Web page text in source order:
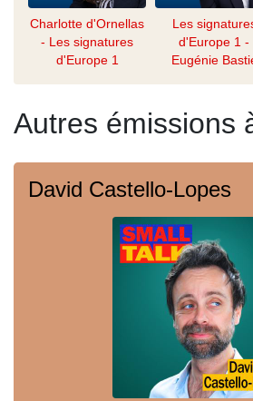
Charlotte d'Ornellas
- Les signatures
d'Europe 1
Les
d'Europe 1 -
Eugénie
Autres émissions
David Castello-Lopes